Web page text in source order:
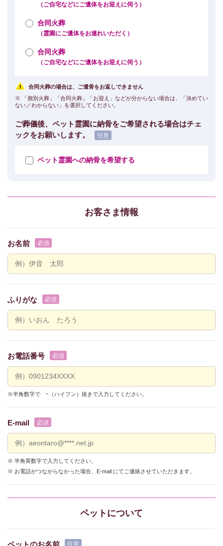
（ご自宅などにご遺体をお迎えに伺う）
合同火葬
（霊園にご遺体をお連れいただく）
合同火葬
（ご自宅などにご遺体をお迎えに伺う）
合同火葬の場合は、ご遺骨をお返しできません
※ 「個別火葬」「合同火葬」「お迎え」などが分からない場合は、「決めてい
ない／わからない」を選択してください。
ご葬儀後、ペット霊園に納骨をご希望される場合はチェ
ックをお願いします。
ペット霊園への納骨を希望する
お客さま情報
お名前
ふりがな
お電話番号
※半角数字で ｰ（ハイフン）抜きで入力してください。
E-mail
※ 半角英数字で入力してください。
※ お電話がつながらなかった場合、E-mail にてご連絡させていただきます。
ペットについて